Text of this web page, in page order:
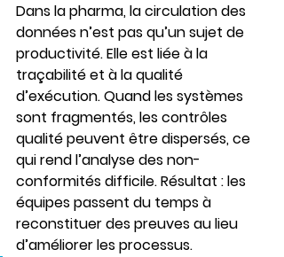
Dans la pharma, la circulation des
données n’est pas qu’un sujet de
productivité. Elle est liée à la
traçabilité et à la qualité
d’exécution. Quand les systèmes
sont fragmentés, les contrôles
qualité peuvent être dispersés, ce
qui rend l’analyse des non-
conformités difficile. Résultat : les
équipes passent du temps à
reconstituer des preuves au lieu
d’améliorer les processus.